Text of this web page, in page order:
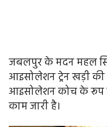
जबलपुर के मदन महल
आइसोलेशन ट्रेन खड़ी
आइसोलेशन कोच के रूप में
काम जारी है।